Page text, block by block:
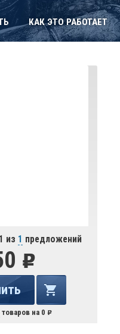
КАК ЭТО РАБОТАЕТ
из 1 предложений
товаров на 0